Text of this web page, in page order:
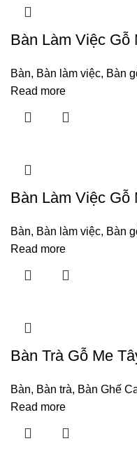
Bàn Làm Việc Gỗ
Bàn, Bàn làm việc, Bàn
Read more
Bàn Làm Việc Gỗ
Bàn, Bàn làm việc, Bàn
Read more
Bàn Trà Gỗ Me
Bàn, Bàn trà, Bàn Ghế
Read more